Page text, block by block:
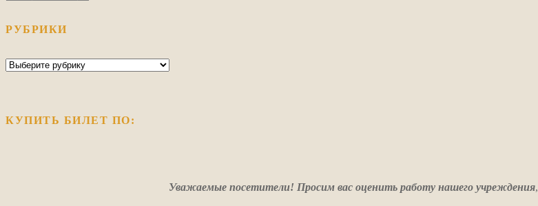
РУБРИКИ
Рубрики
КУПИТЬ БИЛЕТ ПО:
Уважаемые посетители! Просим вас оценить работу нашего учреждения,